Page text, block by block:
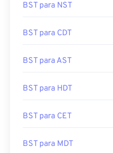
BST para NST
BST para CDT
BST para AST
BST para HDT
BST para CET
BST para MDT